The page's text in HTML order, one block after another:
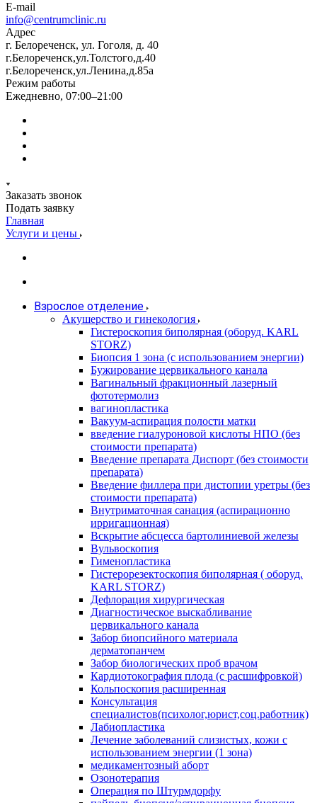
E-mail
info@centrumclinic.ru
Адрес
г. Белореченск, ул. Гоголя, д. 40
г.Белореченск,ул.Толстого,д.40
г.Белореченск,ул.Ленина,д.85а
Режим работы
Ежедневно, 07:00–21:00
Заказать звонок
Подать заявку
Главная
Услуги и цены
Взрослое отделение
Акушерство и гинекология
Гистероскопия биполярная (оборуд. KARL
STORZ)
Биопсия 1 зона (с использованием энергии)
Бужирование цервикального канала
Вагинальный фракционный лазерный
фототермолиз
вагинопластика
Вакуум-аспирация полости матки
введение гиалуроновой кислоты НПО (без
стоимости препарата)
Введение препарата Диспорт (без стоимости
препарата)
Введение филлера при дистопии уретры (без
стоимости препарата)
Внутриматочная санация (аспирационно
ирригационная)
Вскрытие абсцесса бартолиниевой железы
Вульвоскопия
Гименопластика
Гистерорезектоскопия биполярная ( оборуд.
KARL STORZ)
Дефлорация хирургическая
Диагностическое выскабливание
цервикального канала
Забор биопсийного материала
дерматопанчем
Забор биологических проб врачом
Кардиотокография плода (с расшифровкой)
Кольпоскопия расширенная
Консультация
специалистов(психолог,юрист,соц.работник)
Лабиопластика
Лечение заболеваний слизистых, кожи с
использованием энергии (1 зона)
медикаментозный аборт
Озонотерапия
Операция по Штурмдорфу